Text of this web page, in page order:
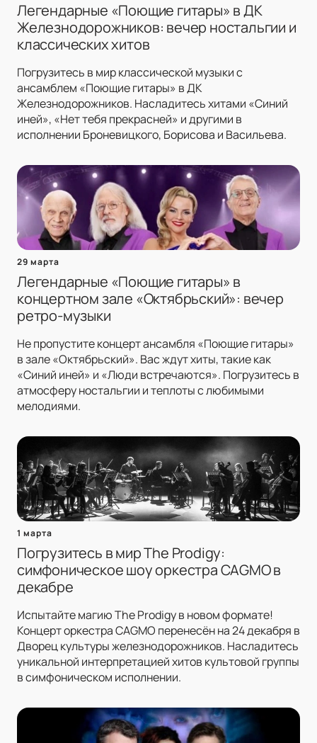
Легендарные «Поющие гитары» в ДК
Железнодорожников: вечер ностальгии и
классических хитов
Погрузитесь в мир классической музыки с
ансамблем «Поющие гитары» в ДК
Железнодорожников. Насладитесь хитами «Синий
иней», «Нет тебя прекрасней» и другими в
исполнении Броневицкого, Борисова и Васильева.
29 марта
Легендарные «Поющие гитары» в
концертном зале «Октябрьский»: вечер
ретро-музыки
Не пропустите концерт ансамбля «Поющие гитары»
в зале «Октябрьский». Вас ждут хиты, такие как
«Синий иней» и «Люди встречаются». Погрузитесь в
атмосферу ностальгии и теплоты с любимыми
мелодиями.
1 марта
Погрузитесь в мир The Prodigy:
симфоническое шоу оркестра CAGMO в
декабре
Испытайте магию The Prodigy в новом формате!
Концерт оркестра CAGMO перенесён на 24 декабря в
Дворец культуры железнодорожников. Насладитесь
уникальной интерпретацией хитов культовой группы
в симфоническом исполнении.